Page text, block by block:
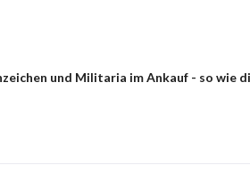
und Militaria im Ankauf - so wie